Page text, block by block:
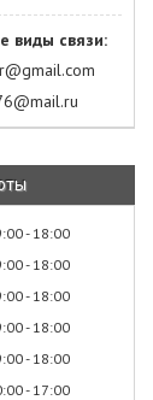
18:00
18:00
18:00
18:00
18:00
17:00